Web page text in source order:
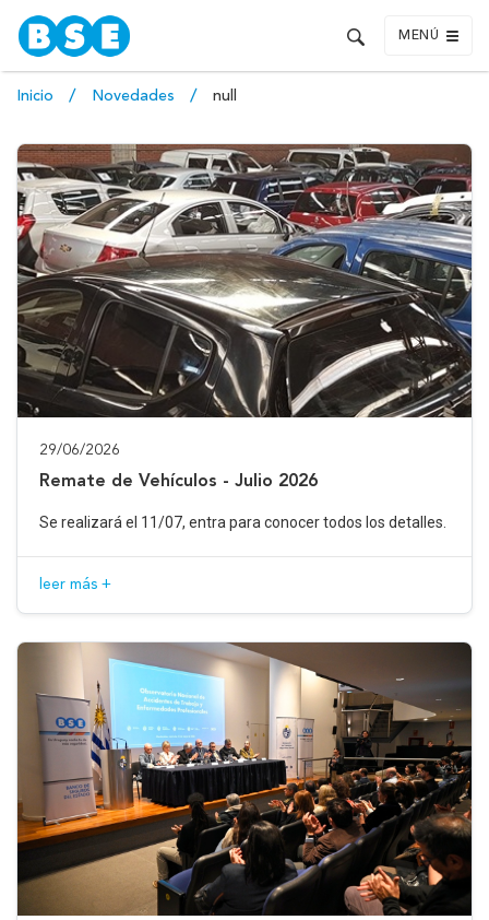
MENÚ
Inicio Novedades null
29/06/2026
Remate de Vehículos - Julio 2026
Se realizará el 11/07, entra para conocer todos los detalles.
leer más +